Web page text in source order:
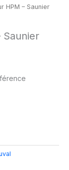
HPM – Saunier
Saunier